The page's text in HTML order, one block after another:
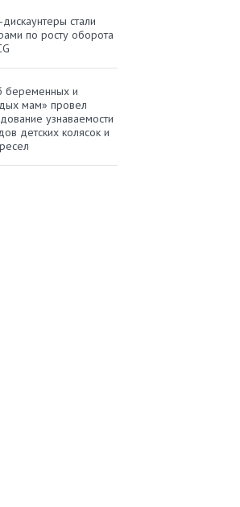
стали
по росту оборота
беременных и
мам» провел
узнаваемости
детских колясок и